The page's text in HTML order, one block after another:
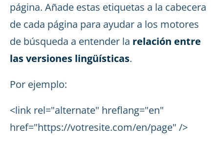
página. Añade estas etiquetas a la cabecera
de cada página para ayudar a los motores
de búsqueda a entender la relación entre
las versiones lingüísticas.
Por ejemplo:
<link rel="alternate" hreflang="en"
href="https://votresite.com/en/page" />